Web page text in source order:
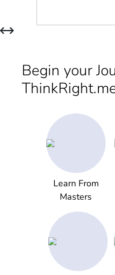
Begin your
Learn From
Masters